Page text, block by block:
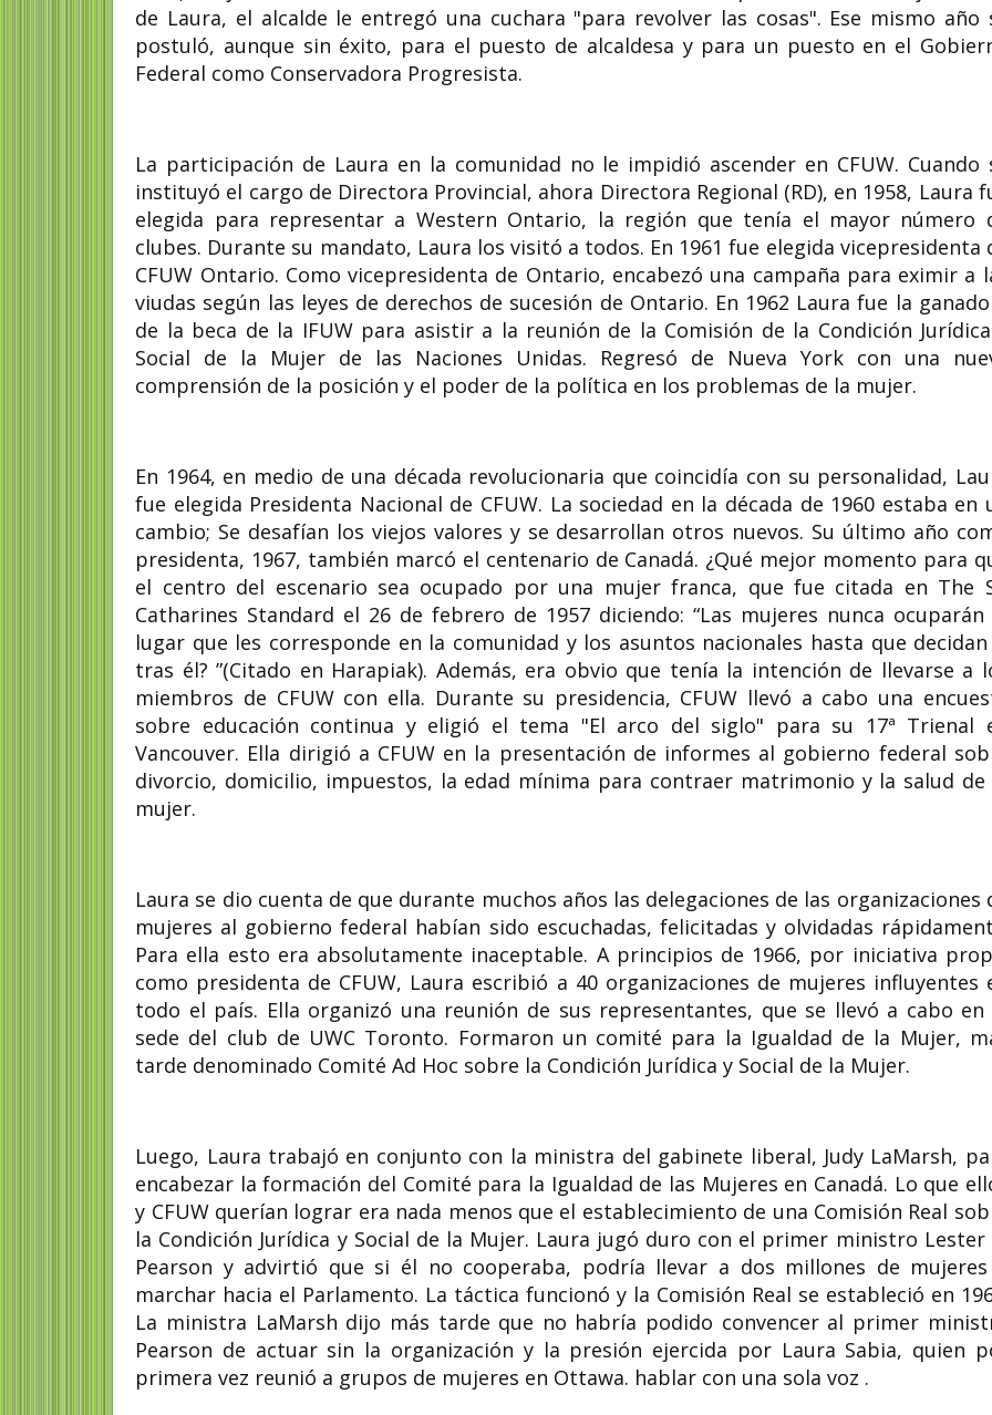
de Laura, el alcalde le entregó una cuchara "para revolver las cosas". Ese mismo año
postuló, aunque sin éxito, para el puesto de alcaldesa y para un puesto en el
Federal como Conservadora Progresista.
La participación de Laura en la comunidad no le impidió ascender en CFUW. Cuando
instituyó el cargo de Directora Provincial, ahora Directora Regional (RD), en 1958, Laura
elegida para representar a Western Ontario, la región que tenía el mayor número
clubes. Durante su mandato, Laura los visitó a todos. En 1961 fue elegida vicepresidenta
CFUW Ontario. Como vicepresidenta de Ontario, encabezó una campaña para eximir a
viudas según las leyes de derechos de sucesión de Ontario. En 1962 Laura fue la
de la beca de la IFUW para asistir a la reunión de la Comisión de la Condición
Social de la Mujer de las Naciones Unidas. Regresó de Nueva York con una
comprensión de la posición y el poder de la política en los problemas de la mujer.
En 1964, en medio de una década revolucionaria que coincidía con su personalidad,
fue elegida Presidenta Nacional de CFUW. La sociedad en la década de 1960 estaba en
cambio; Se desafían los viejos valores y se desarrollan otros nuevos. Su último año
presidenta, 1967, también marcó el centenario de Canadá. ¿Qué mejor momento para
el centro del escenario sea ocupado por una mujer franca, que fue citada en The
Catharines Standard el 26 de febrero de 1957 diciendo: “Las mujeres nunca ocuparán
lugar que les corresponde en la comunidad y los asuntos nacionales hasta que
tras él? ”(Citado en Harapiak). Además, era obvio que tenía la intención de llevarse a
miembros de CFUW con ella. Durante su presidencia, CFUW llevó a cabo una
sobre educación continua y eligió el tema "El arco del siglo" para su 17ª Trienal
Vancouver. Ella dirigió a CFUW en la presentación de informes al gobierno federal
divorcio, domicilio, impuestos, la edad mínima para contraer matrimonio y la salud de
mujer.
Laura se dio cuenta de que durante muchos años las delegaciones de las organizaciones
mujeres al gobierno federal habían sido escuchadas, felicitadas y olvidadas
Para ella esto era absolutamente inaceptable. A principios de 1966, por iniciativa
como presidenta de CFUW, Laura escribió a 40 organizaciones de mujeres influyentes
todo el país. Ella organizó una reunión de sus representantes, que se llevó a cabo en
sede del club de UWC Toronto. Formaron un comité para la Igualdad de la Mujer,
tarde denominado Comité Ad Hoc sobre la Condición Jurídica y Social de la Mujer.
Luego, Laura trabajó en conjunto con la ministra del gabinete liberal, Judy LaMarsh,
encabezar la formación del Comité para la Igualdad de las Mujeres en Canadá. Lo que
y CFUW querían lograr era nada menos que el establecimiento de una Comisión Real
la Condición Jurídica y Social de la Mujer. Laura jugó duro con el primer ministro Lester
Pearson y advirtió que si él no cooperaba, podría llevar a dos millones de
marchar hacia el Parlamento. La táctica funcionó y la Comisión Real se estableció en
La ministra LaMarsh dijo más tarde que no habría podido convencer al primer
Pearson de actuar sin la organización y la presión ejercida por Laura Sabia, quien
primera vez reunió a grupos de mujeres en Ottawa. hablar con una sola voz .